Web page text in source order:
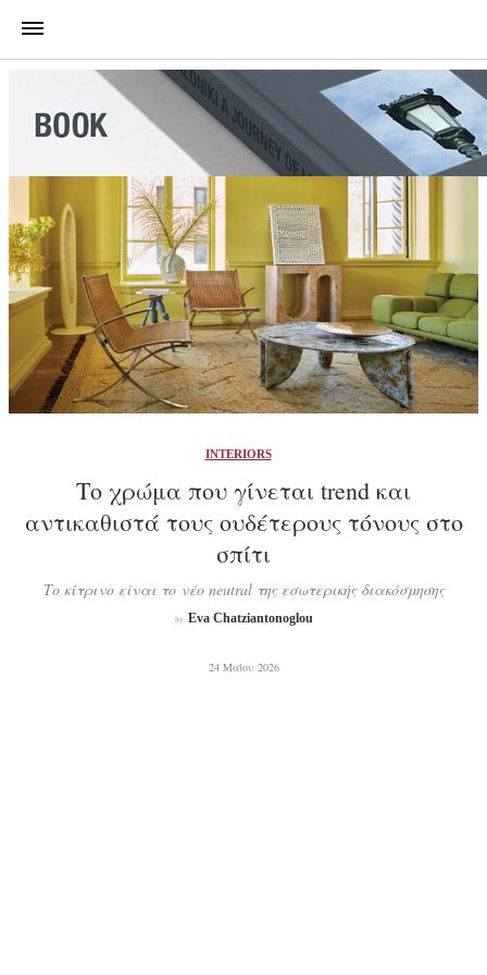
INTERIORS
Το χρώμα που γίνεται trend και
αντικαθιστά τους ουδέτερους τόνους στο
σπίτι
Το κίτρινο είναι το νέο neutral της εσωτερικής διακόσμησης
by Eva Chatziantonoglou
24 Μαΐου 2026